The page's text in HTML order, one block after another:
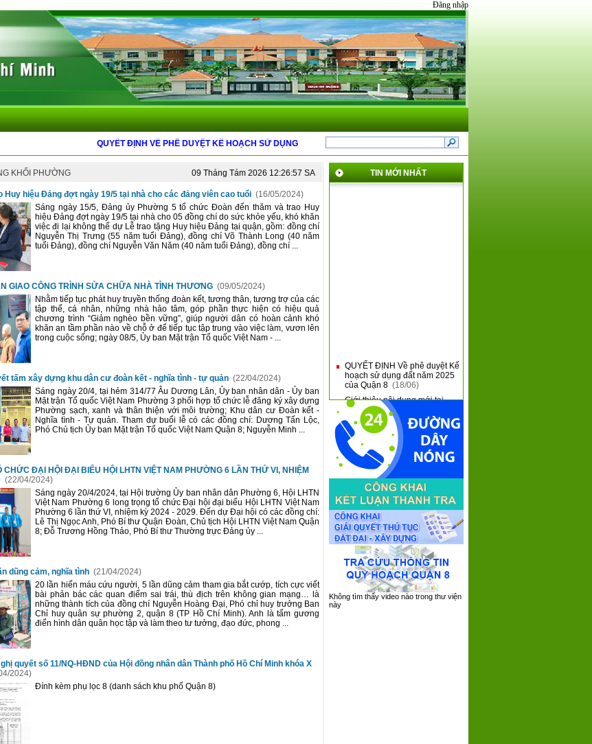
Đăng nhập
QUYẾT ĐỊNH VỀ PHÊ DUYỆT KẾ HOẠCH SỬ DỤNG ĐẤT NĂM 2025 CỦA QUẬN 8 GIỚI THIỆU NỘI DUNG MỚI TẠI THÔNG TƯ
KHỐI PHƯỜNG 09 Tháng Tám 2026 12:26:57 SA
Huy hiệu Đảng đợt ngày 19/5 tại nhà cho các đảng viên cao tuổi (16/05/2024)
Sáng ngày 15/5, Đảng ủy Phường 5 tổ chức Đoàn đến thăm và trao Huy
hiệu Đảng đợt ngày 19/5 tại nhà cho 05 đồng chí do sức khỏe yếu, khó khăn
việc đi lại không thể dự Lễ trao tặng Huy hiệu Đảng tại quận, gồm: đồng chí
Nguyễn Thị Trưng (55 năm tuổi Đảng), đồng chí Võ Thành Long (40 năm
tuổi Đảng), đồng chí Nguyễn Văn Năm (40 năm tuổi Đảng), đồng chí ...
GIAO CÔNG TRÌNH SỬA CHỮA NHÀ TÌNH THƯƠNG (09/05/2024)
Nhằm tiếp tục phát huy truyền thống đoàn kết, tương thân, tương trợ của các
tập thể, cá nhân, những nhà hảo tâm, góp phần thực hiện có hiệu quả
chương trình “Giảm nghèo bền vững”, giúp người dân có hoàn cảnh khó
khăn an tầm phần nào về chỗ ở để tiếp tục tập trung vào việc làm, vươn lên
trong cuộc sống; ngày 08/5, Ủy ban Mặt trận Tổ quốc Việt Nam - ...
tấm xây dựng khu dân cư đoàn kết - nghĩa tình - tự quản (22/04/2024)
Sáng ngày 20/4, tại hẻm 314/77 Âu Dương Lân, Ủy ban nhân dân - Ủy ban
Mặt trận Tổ quốc Việt Nam Phường 3 phối hợp tổ chức lễ đăng ký xây dựng
Phường sạch, xanh và thân thiện với môi trường; Khu dân cư Đoàn kết -
Nghĩa tình - Tự quản. Tham dự buổi lễ có các đồng chí: Dương Tấn Lộc,
Phó Chủ tịch Ủy ban Mặt trận Tổ quốc Việt Nam Quận 8; Nguyễn Minh ...
CHỨC ĐẠI HỘI ĐẠI BIỂU HỘI LHTN VIỆT NAM PHƯỜNG 6 LẦN THỨ VI, NHIỆM
(22/04/2024)
Sáng ngày 20/4/2024, tại Hội trường Ủy ban nhân dân Phường 6, Hội LHTN
Việt Nam Phường 6 long trọng tổ chức Đại hội đại biểu Hội LHTN Việt Nam
Phường 6 lần thứ VI, nhiệm kỳ 2024 - 2029. Đến dự Đại hội có các đồng chí:
Lê Thị Ngọc Anh, Phó Bí thư Quận Đoàn, Chủ tịch Hội LHTN Việt Nam Quận
8; Đỗ Trương Hồng Thảo, Phó Bí thư Thường trực Đảng ủy ...
dũng cảm, nghĩa tình (21/04/2024)
20 lần hiến máu cứu người, 5 lần dũng cảm tham gia bắt cướp, tích cực viết
bài phản bác các quan điểm sai trái, thù địch trên không gian mạng… là
những thành tích của đồng chí Nguyễn Hoàng Đại, Phó chỉ huy trưởng Ban
Chỉ huy quân sự phường 2, quận 8 (TP Hồ Chí Minh). Anh là tấm gương
điển hình dân quân học tập và làm theo tư tưởng, đạo đức, phong ...
quyết số 11/NQ-HĐND của Hội đồng nhân dân Thành phố Hồ Chí Minh khóa X
2024)
Đính kèm phụ lọc 8 (danh sách khu phố Quận 8)
TIN MỚI NHẤT
QUYẾT ĐỊNH Về phê duyệt Kế
hoạch sử dụng đất năm 2025
của Quận 8(18/06)
Giới thiệu nội dung mới tại
Thông tư 31 và Thông tư 32
của Bộ Tài Chính
(10/06)
■QUẬN 8 KHAI MẠC HỘI THAO
QUỐC PHÒNG NĂM 2025
(09/06)
■
QUẬN 8: SƠ KẾT 05 NĂM
THỰC HIỆN CHƯƠNG TRÌNH
TỔNG THỂ CẢI CÁCH HÀNH
CHÍNH NHÀ NƯỚC GIAI
ĐOẠN 2021 - 2030(08/06)
■QUẬN 8 TIẾP XÚC, ĐỐI
THOẠI VỚI DOANH NGHIỆP
TRÊN ĐỊA BÀN NĂM 2025
(05/06)
Không tìm thấy video nào trong thư viện
này